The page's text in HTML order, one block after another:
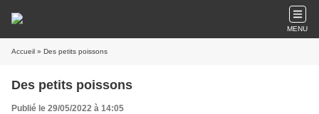
MENU
Accueil » Des petits poissons
Des petits poissons
Publié le 29/05/2022 à 14:05